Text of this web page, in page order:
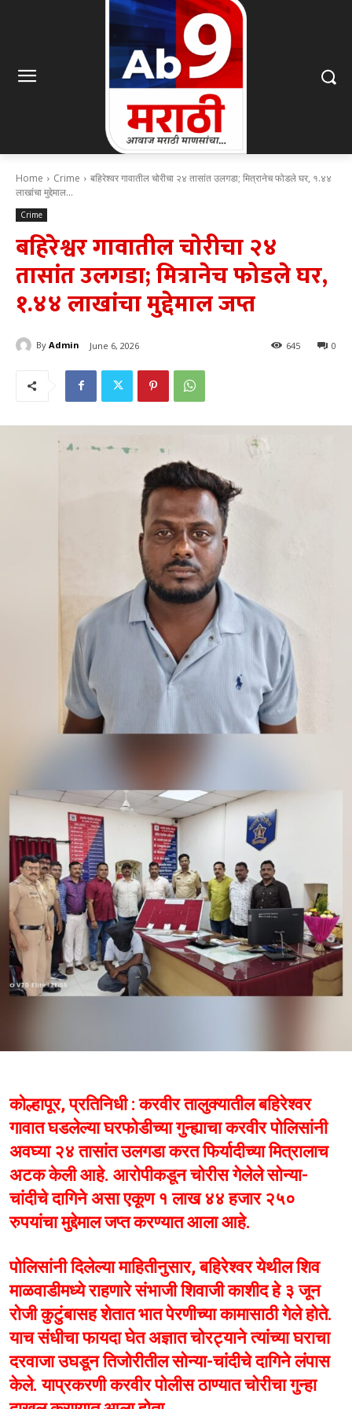
Home Crime
बहिरेश्वर गावातील चोरीचा २४ तासांत उलगडा; मित्रानेच फोडले घर, १.४४
लाखांचा मुद्देमाल...
Crime
बहिरेश्वर गावातील चोरीचा २४
तासांत उलगडा; मित्रानेच फोडले घर,
१.४४ लाखांचा मुद्देमाल जप्त
By Admin June 6, 2026 0
645
कोल्हापूर, प्रतिनिधी : करवीर तालुक्यातील बहिरेश्वर
गावात घडलेल्या घरफोडीच्या गुन्ह्याचा करवीर पोलिसांनी
अवघ्या २४ तासांत उलगडा करत फिर्यादीच्या मित्रालाच
अटक केली आहे. आरोपीकडून चोरीस गेलेले सोन्या-
चांदीचे दागिने असा एकूण १ लाख ४४ हजार २५०
रुपयांचा मुद्देमाल जप्त करण्यात आला आहे.
पोलिसांनी दिलेल्या माहितीनुसार, बहिरेश्वर येथील शिव
माळवाडीमध्ये राहणारे संभाजी शिवाजी काशीद हे ३ जून
रोजी कुटुंबासह शेतात भात पेरणीच्या कामासाठी गेले होते.
याच संधीचा फायदा घेत अज्ञात चोरट्याने त्यांच्या घराचा
दरवाजा उघडून तिजोरीतील सोन्या-चांदीचे दागिने लंपास
केले. याप्रकरणी करवीर पोलीस ठाण्यात चोरीचा गुन्हा